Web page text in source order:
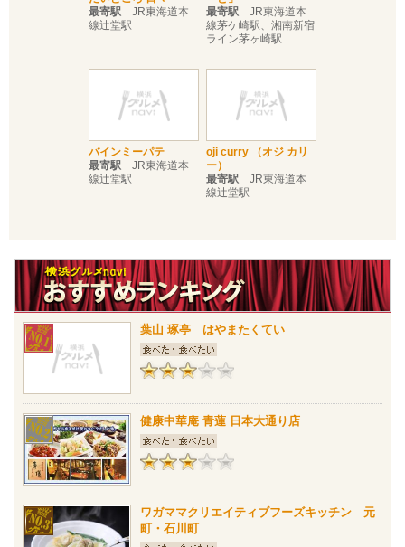
最寄駅 JR東海道本
線辻堂駅
最寄駅 JR東海道本
線茅ケ崎駅、湘南新宿
ライン茅ヶ崎駅
バインミーパテ
最寄駅 JR東海道本
線辻堂駅
oji curry （オジ カリ
ー）
最寄駅 JR東海道本
線辻堂駅
葉山 琢亭 はやまたくてい
健康中華庵 青蓮 日本大通り店
ワガママクリエイティブフーズキッチン 元
町・石川町